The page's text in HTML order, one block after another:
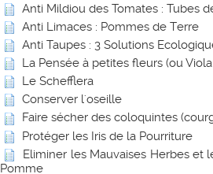
Anti Mildiou des Tomates : Tubes
Anti Limaces : Pommes de Terre
Anti Taupes : 3 Solutions
La Pensée à petites fleurs (ou
Le Schefflera
Conserver l'oseille
Faire sécher des coloquintes
Protéger les Iris de la Pourriture
Eliminer les Mauvaises Herbes et
Pomme